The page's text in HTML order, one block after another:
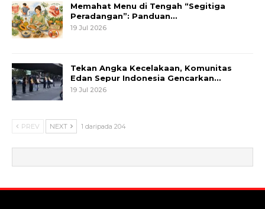
Memahat Menu di Tengah “Segitiga
Peradangan”: Panduan…
19 Jul 2026
Tekan Angka Kecelakaan, Komunitas
Edan Sepur Indonesia Gencarkan…
19 Jul 2026
PREV NEXT 1 daripada 204